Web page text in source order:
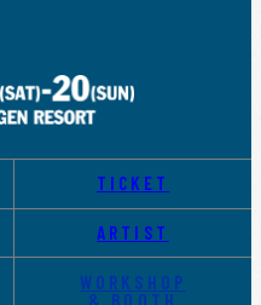
TICKET
ARTIST
WORKSHOP
& BOOTH